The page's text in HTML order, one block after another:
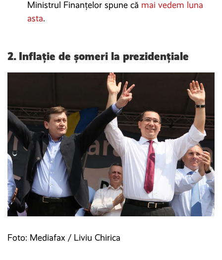
Ministrul Finanțelor spune că mai vedem luna
asta.
2. Inflație de șomeri la prezidențiale
Foto: Mediafax / Liviu Chirica